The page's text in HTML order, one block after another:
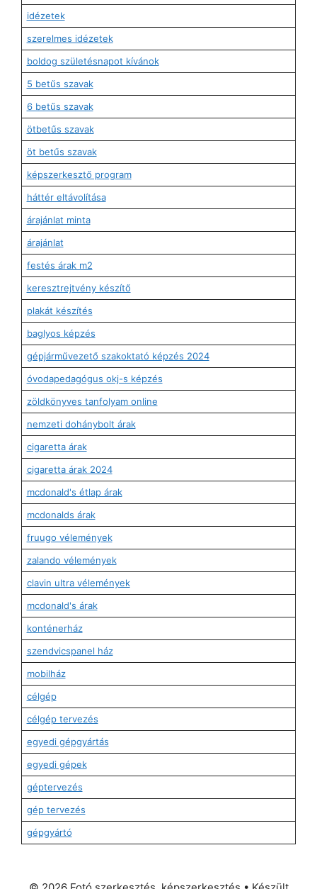
idézetek
szerelmes idézetek
boldog születésnapot kívánok
5 betűs szavak
6 betűs szavak
ötbetűs szavak
öt betűs szavak
képszerkesztő program
háttér eltávolítása
árajánlat minta
árajánlat
festés árak m2
keresztrejtvény készítő
plakát készítés
baglyos képzés
gépjárművezető szakoktató képzés 2024
óvodapedagógus okj-s képzés
zöldkönyves tanfolyam online
nemzeti dohánybolt árak
cigaretta árak
cigaretta árak 2024
mcdonald's étlap árak
mcdonalds árak
fruugo vélemények
zalando vélemények
clavin ultra vélemények
mcdonald's árak
konténerház
szendvicspanel ház
mobilház
célgép
célgép tervezés
egyedi gépgyártás
egyedi gépek
géptervezés
gép tervezés
gépgyártó